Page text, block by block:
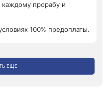
каждому прорабу и
100% предоплаты.
ЕЩЕ